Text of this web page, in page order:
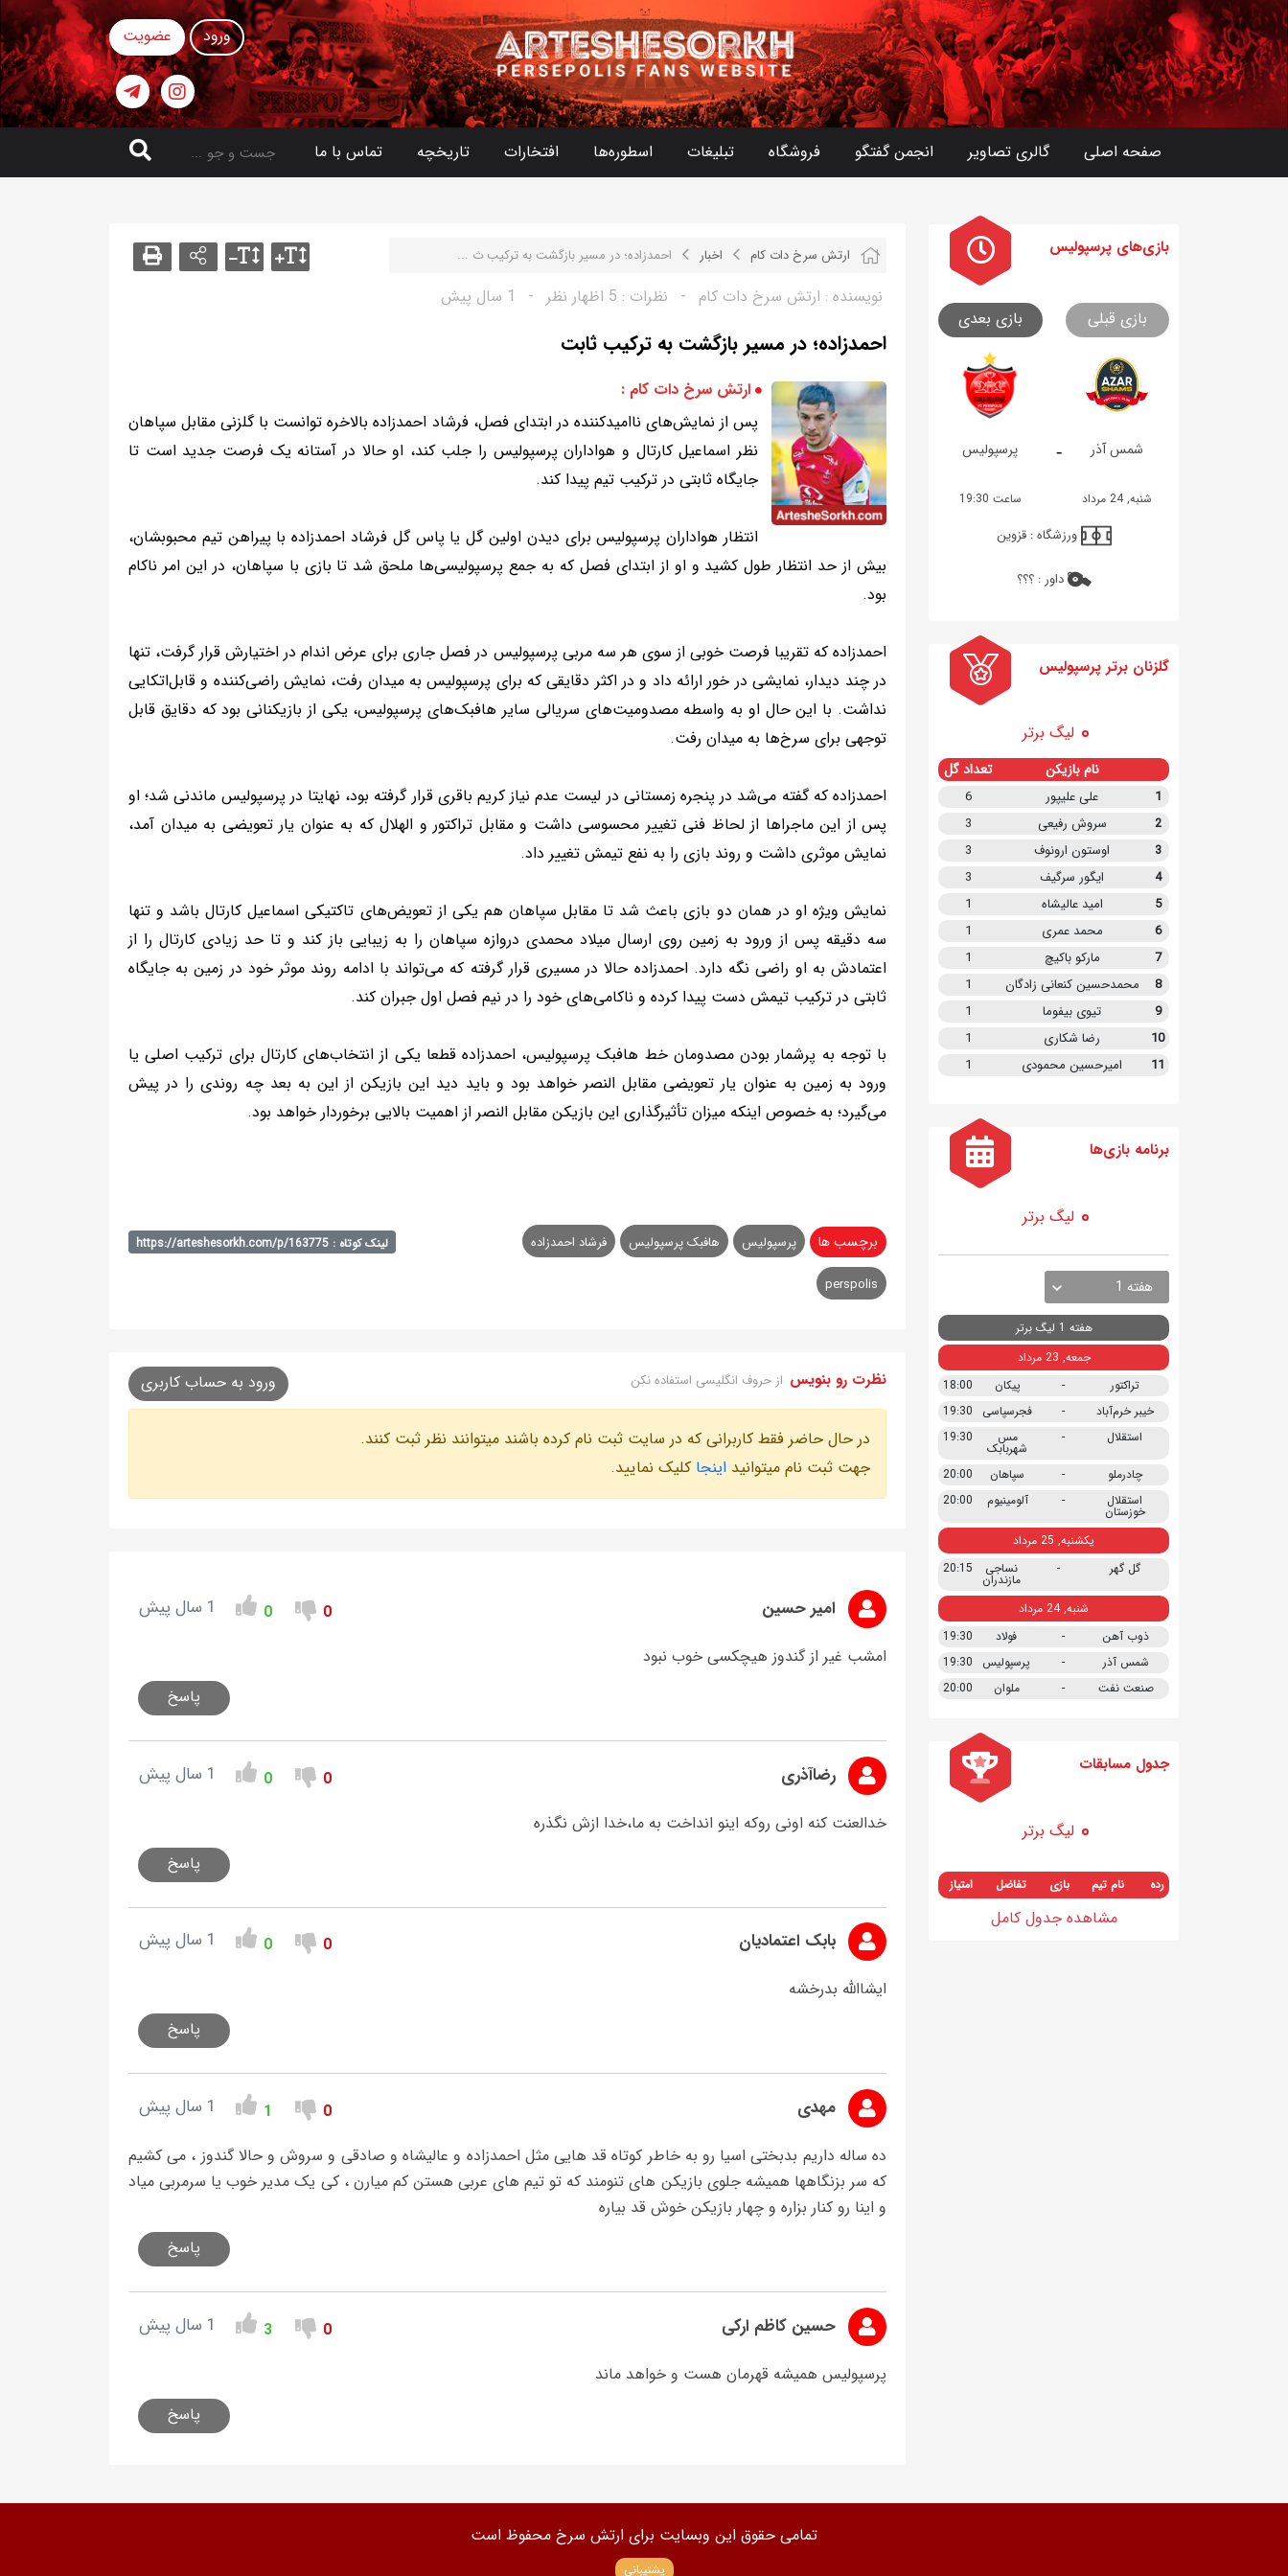
ورود عضویت
صفحه اصلی گالری تصاویر انجمن گفتگو فروشگاه تبلیغات اسطوره‌ها افتخارات تاریخچه تماس با ما
ارتش سرخ دات کام اخبار احمدزاده؛ در مسیر بازگشت به ترکیب ث ...
نویسنده : ارتش سرخ دات کام - نظرات : 5 اظهار نظر - 1 سال پیش
احمدزاده؛ در مسیر بازگشت به ترکیب ثابت
ارتش سرخ دات کام :
پس از نمایش‌های ناامیدکننده در ابتدای فصل، فرشاد احمدزاده بالاخره توانست با گلزنی مقابل سپاهان
نظر اسماعیل کارتال و هواداران پرسپولیس را جلب کند، او حالا در آستانه یک فرصت جدید است تا
جایگاه ثابتی در ترکیب تیم پیدا کند.
انتظار هواداران پرسپولیس برای دیدن اولین گل یا پاس گل فرشاد احمدزاده با پیراهن تیم محبوبشان،
بیش از حد انتظار طول کشید و او از ابتدای فصل که به جمع پرسپولیسی‌ها ملحق شد تا بازی با سپاهان، در این امر ناکام
بود.
احمدزاده که تقریبا فرصت خوبی از سوی هر سه مربی پرسپولیس در فصل جاری برای عرض اندام در اختیارش قرار گرفت، تنها
در چند دیدار، نمایشی در خور ارائه داد و در اکثر دقایقی که برای پرسپولیس به میدان رفت، نمایش راضی‌کننده و قابل‌اتکایی
نداشت. با این حال او به واسطه مصدومیت‌های سریالی سایر هافبک‌های پرسپولیس، یکی از بازیکنانی بود که دقایق قابل
توجهی برای سرخ‌ها به میدان رفت.
احمدزاده که گفته می‌شد در پنجره زمستانی در لیست عدم نیاز کریم باقری قرار گرفته بود، نهایتا در پرسپولیس ماندنی شد؛ او
پس از این ماجراها از لحاظ فنی تغییر محسوسی داشت و مقابل تراکتور و الهلال که به عنوان یار تعویضی به میدان آمد،
نمایش موثری داشت و روند بازی را به نفع تیمش تغییر داد.
نمایش ویژه او در همان دو بازی باعث شد تا مقابل سپاهان هم یکی از تعویض‌های تاکتیکی اسماعیل کارتال باشد و تنها
سه دقیقه پس از ورود به زمین روی ارسال میلاد محمدی دروازه سپاهان را به زیبایی باز کند و تا حد زیادی کارتال را از
اعتمادش به او راضی نگه دارد. احمدزاده حالا در مسیری قرار گرفته که می‌تواند با ادامه روند موثر خود در زمین به جایگاه
ثابتی در ترکیب تیمش دست پیدا کرده و ناکامی‌های خود را در نیم فصل اول جبران کند.
با توجه به پرشمار بودن مصدومان خط هافبک پرسپولیس، احمدزاده قطعا یکی از انتخاب‌های کارتال برای ترکیب اصلی یا
ورود به زمین به عنوان یار تعویضی مقابل النصر خواهد بود و‌ باید دید این بازیکن از این به بعد چه روندی را در پیش
می‌گیرد؛ به خصوص اینکه میزان تأثیرگذاری این بازیکن مقابل النصر از اهمیت بالایی برخوردار خواهد بود.
برچسب ها پرسپولیس هافبک پرسپولیس فرشاد احمدزاده
perspolis
لینک کوتاه : https://arteshesorkh.com/p/163775
نظرت رو بنویس از حروف انگلیسی استفاده نکن ورود به حساب کاربری
در حال حاضر فقط کاربرانی که در سایت ثبت نام کرده باشند میتوانند نظر ثبت کنند.
جهت ثبت نام میتوانید اینجا کلیک نمایید.
امیر حسین 0
0 1 سال پیش
امشب غیر از گندوز هیچکسی خوب نبود
پاسخ
رضاآذری 0
0 1 سال پیش
خدالعنت کنه اونی روکه اینو انداخت به ما،خدا ازش نگذره
پاسخ
بابک اعتمادیان 0
0 1 سال پیش
ایشاالله بدرخشه
پاسخ
مهدی 0
1 1 سال پیش
ده ساله داریم بدبختی اسیا رو به خاطر کوتاه قد هایی مثل احمدزاده و عالیشاه و صادقی و سروش و حالا گندوز ، می کشیم
که سر بزنگاهها همیشه جلوی بازیکن های تنومند که تو تیم های عربی هستن کم میارن ، کی یک مدیر خوب یا سرمربی میاد
و اینا رو کنار بزاره و چهار بازیکن خوش قد بیاره
پاسخ
حسین کاظم ارکی 0
3 1 سال پیش
پرسپولیس همیشه قهرمان هست و خواهد ماند
پاسخ
بازی های پرسپولیس
بازی قبلی بازی بعدی
- شمس آذر پرسپولیس
شنبه, 24 مرداد ساعت 19:30
ورزشگاه :قزوین
داور :؟؟؟
گلزنان برتر پرسپولیس
لیگ برتر
نام بازیکن تعداد گل
1 علی علیپور
6
2
سروش رفیعی
3
3
اوستون ارونوف
3
4
ایگور سرگیف
3
5
امید عالیشاه
1
6
محمد عمری
1
7
مارکو باکیچ
1
8
محمدحسین کنعانی زادگان
1
9
تیوی بیفوما
1
10
رضا شکاری
1
11
امیرحسین محمودی 1
برنامه بازی ها
لیگ برتر
هفته 1
هفته 1 لیگ برتر
جمعه, 23 مرداد
تراکتور
- پیکان
18:00
خیبر خرم‌آباد
- فجرسپاسی
19:30
استقلال
- مس
شهربابک
19:30
چادرملو - سپاهان
20:00
استقلال
خوزستان
- آلومینیوم 20:00
یکشنبه, 25 مرداد
گل گهر
- نساجی
مازندران
20:15
شنبه, 24 مرداد
ذوب آهن
- فولاد
19:30
شمس آذر
- پرسپولیس
19:30
صنعت نفت
- ملوان 20:00
جدول مسابقات
لیگ برتر
رده نام تیم بازی تفاضل امتیاز
مشاهده جدول کامل
تمامی حقوق این وبسایت برای ارتش سرخ محفوظ است
پشتیبانی